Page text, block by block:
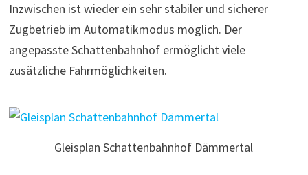
Inzwischen ist wieder ein sehr stabiler und sicherer
Zugbetrieb im Automatikmodus möglich. Der
angepasste Schattenbahnhof ermöglicht viele
zusätzliche Fahrmöglichkeiten.
Gleisplan Schattenbahnhof Dämmertal